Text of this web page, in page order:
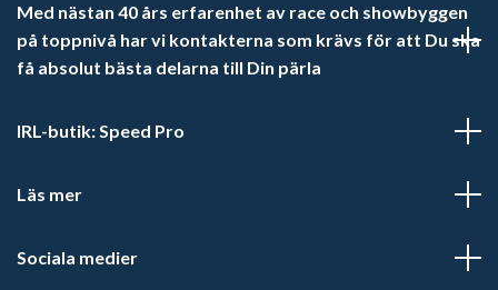
Med nästan 40 års erfarenhet av race och showbyggen
på toppnivå har vi kontakterna som krävs för att Du ska
få absolut bästa delarna till Din pärla
IRL-butik: Speed Pro
Läs mer
Sociala medier